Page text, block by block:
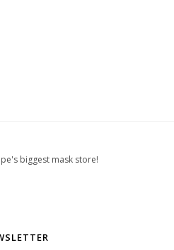
biggest mask store!